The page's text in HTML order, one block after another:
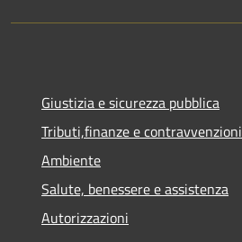
Giustizia e sicurezza pubblica
Tributi,finanze e contravvenzioni
Ambiente
Salute, benessere e assistenza
Autorizzazioni